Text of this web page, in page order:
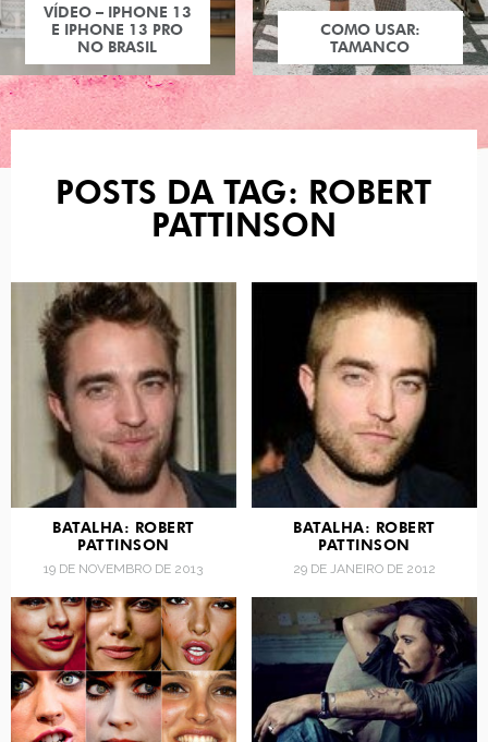
VÍDEO – IPHONE 13
E IPHONE 13 PRO
NO BRASIL
COMO USAR:
TAMANCO
POSTS DA TAG: ROBERT
PATTINSON
BATALHA: ROBERT
PATTINSON
19 DE NOVEMBRO DE 2013
BATALHA: ROBERT
PATTINSON
29 DE JANEIRO DE 2012